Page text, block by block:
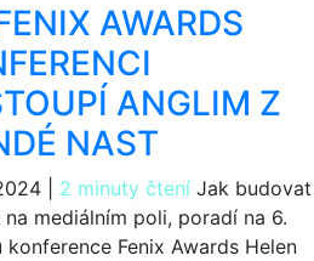
AWARDS
ANGLIM Z
NAST
2 minuty čteníJak budovat
na mediálním poli, poradí na 6.
konference Fenix Awards Helen